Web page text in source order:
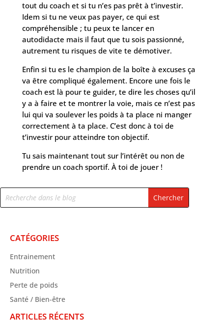
tout du coach et si tu n’es pas prêt à t’investir.
Idem si tu ne veux pas payer, ce qui est
compréhensible ; tu peux te lancer en
autodidacte mais il faut que tu sois passionné,
autrement tu risques de vite te démotiver.
Enfin si tu es le champion de la boîte à excuses ça
va être compliqué également. Encore une fois le
coach est là pour te guider, te dire les choses qu’il
y a à faire et te montrer la voie, mais ce n’est pas
lui qui va soulever les poids à ta place ni manger
correctement à ta place. C’est donc à toi de
t’investir pour atteindre ton objectif.
Tu sais maintenant tout sur l’intérêt ou non de
prendre un coach sportif. À toi de jouer !
CATÉGORIES
Entrainement
Nutrition
Perte de poids
Santé / Bien-être
ARTICLES RÉCENTS